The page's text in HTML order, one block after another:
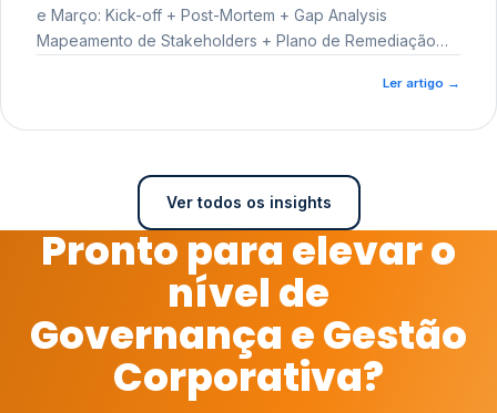
e Março: Kick-off + Post-Mortem + Gap Analysis
Mapeamento de Stakeholders + Plano de Remediação
Ler artigo →
Ver todos os insights
Pronto para elevar o
nível de
Governança e Gestão
Corporativa?